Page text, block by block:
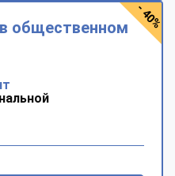
общественном - 40%